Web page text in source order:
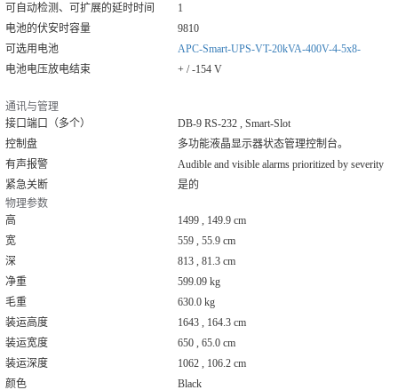
可自动检测、可扩展的延时时间
1
电池的伏安时容量
9810
可选用电池
APC-Smart-UPS-VT-20kVA-400V-4-5x8-
电池电压放电结束
+ / -154 V
通讯与管理
接口端口（多个）
DB-9 RS-232 , Smart-Slot
控制盘
多功能液晶显示器状态管理控制台。
有声报警
Audible and visible alarms prioritized by severity
紧急关断
是的
物理参数
高
1499 , 149.9 cm
宽
559 , 55.9 cm
深
813 , 81.3 cm
净重
599.09 kg
毛重
630.0 kg
装运高度
1643 , 164.3 cm
装运宽度
650 , 65.0 cm
装运深度
1062 , 106.2 cm
颜色
Black